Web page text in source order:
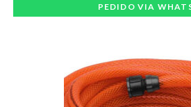
PEDIDO VIA